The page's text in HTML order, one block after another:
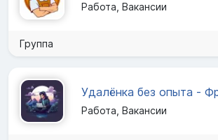
Работа, Вакансии
Группа
Удалёнка без опыта -
Работа, Вакансии